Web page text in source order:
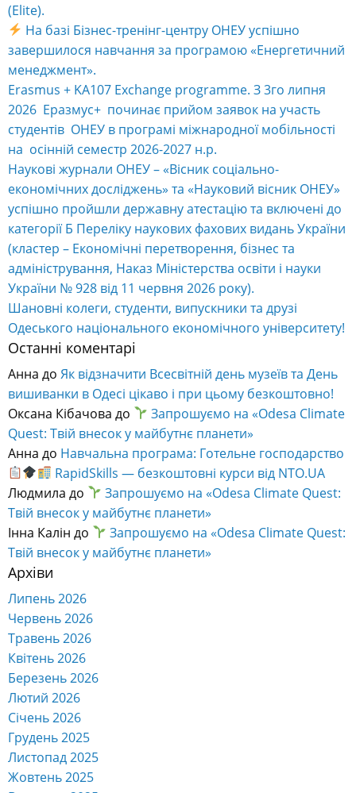
(Elite).
На базі Бізнес-тренінг-центру ОНЕУ успішно
завершилося навчання за програмою «Енергетичний
менеджмент».
Erasmus + KA107 Exchange programme. З 3го липня
2026 Еразмус+ починає прийом заявок на участь
студентів ОНЕУ в програмі міжнародної мобільності
на осінній семестр 2026-2027 н.р.
Наукові журнали ОНЕУ – «Вісник соціально-
економічних досліджень» та «Науковий вісник ОНЕУ»
успішно пройшли державну атестацію та включені до
категорії Б Переліку наукових фахових видань України
(кластер – Економічні перетворення, бізнес та
адміністрування, Наказ Міністерства освіти і науки
України № 928 від 11 червня 2026 року).
Шановні колеги, студенти, випускники та друзі
Одеського національного економічного університету!
Останні коментарі
Анна до Як відзначити Всесвітній день музеїв та День
вишиванки в Одесі цікаво і при цьому безкоштовно!
Оксана Кібачова до
Запрошуємо на «Odesa Climate
Quest: Твій внесок у майбутнє планети»
Анна до Навчальна програма: Готельне господарство
RapidSkills — безкоштовні курси від NTO.UA
Людмила до
Запрошуємо на «Odesa Climate Quest:
Твій внесок у майбутнє планети»
Інна Калін до
Запрошуємо на «Odesa Climate Quest:
Твій внесок у майбутнє планети»
Архіви
Липень 2026
Червень 2026
Травень 2026
Квітень 2026
Березень 2026
Лютий 2026
Січень 2026
Грудень 2025
Листопад 2025
Жовтень 2025